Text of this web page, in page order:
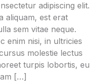
adipiscing elit.
aliquam, est erat
sem vitae neque.
enim nisi, in ultricies
molestie lectus
turpis lobortis, eu
[…]